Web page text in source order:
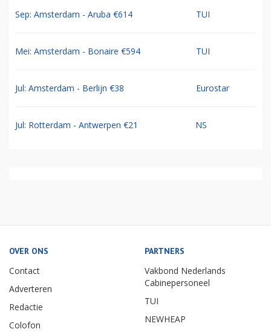
Sep: Amsterdam - Aruba €614 TUI
Mei: Amsterdam - Bonaire €594 TUI
Jul: Amsterdam - Berlijn €38 Eurostar
Jul: Rotterdam - Antwerpen €21 NS
OVER ONS
Contact
Adverteren
Redactie
Colofon
PARTNERS
Vakbond Nederlands
Cabinepersoneel
TUI
NEWHEAP